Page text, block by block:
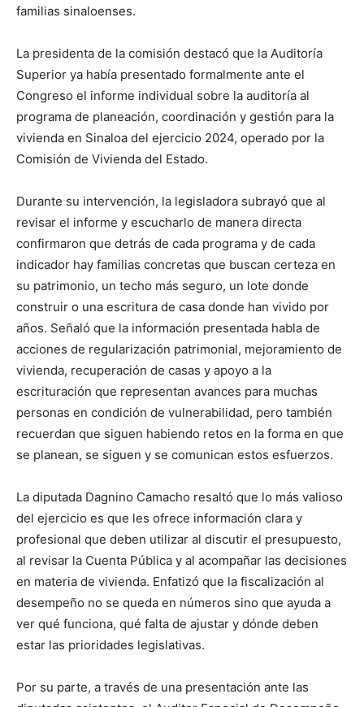
familias sinaloenses.
La presidenta de la comisión destacó que la Auditoría
Superior ya había presentado formalmente ante el
Congreso el informe individual sobre la auditoría al
programa de planeación, coordinación y gestión para la
vivienda en Sinaloa del ejercicio 2024, operado por la
Comisión de Vivienda del Estado.
Durante su intervención, la legisladora subrayó que al
revisar el informe y escucharlo de manera directa
confirmaron que detrás de cada programa y de cada
indicador hay familias concretas que buscan certeza en
su patrimonio, un techo más seguro, un lote donde
construir o una escritura de casa donde han vivido por
años. Señaló que la información presentada habla de
acciones de regularización patrimonial, mejoramiento de
vivienda, recuperación de casas y apoyo a la
escrituración que representan avances para muchas
personas en condición de vulnerabilidad, pero también
recuerdan que siguen habiendo retos en la forma en que
se planean, se siguen y se comunican estos esfuerzos.
La diputada Dagnino Camacho resaltó que lo más valioso
del ejercicio es que les ofrece información clara y
profesional que deben utilizar al discutir el presupuesto,
al revisar la Cuenta Pública y al acompañar las decisiones
en materia de vivienda. Enfatizó que la fiscalización al
desempeño no se queda en números sino que ayuda a
ver qué funciona, qué falta de ajustar y dónde deben
estar las prioridades legislativas.
Por su parte, a través de una presentación ante las